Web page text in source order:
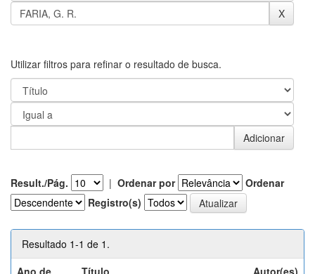
Utilizar filtros para refinar o resultado de busca.
Result./Pág. | Ordenar por
Ordenar
Registro(s)
Resultado 1-1 de 1.
Ano de
Título Autor(es)